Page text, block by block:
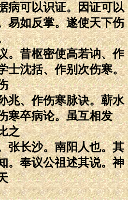
病可以识证。因证可以
易如反掌。遂使天下伤
。昔枢密使高若讷、作
士沈括、作别次伤寒。
兆、作伤寒脉诀。蕲水
寒卒病论。虽互相发
之
张长沙。南阳人也。其
。奉议公祖述其说。神